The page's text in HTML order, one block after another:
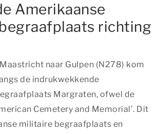
Amerikaanse
richting
naar Gulpen (N278) kom
de indrukwekkende
Margraten, ofwel de
Cemetery and Memorial’. Dit
militaire begraafplaats en